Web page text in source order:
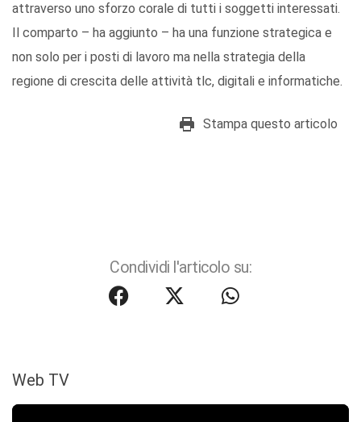
attraverso uno sforzo corale di tutti i soggetti interessati.
Il comparto – ha aggiunto – ha una funzione strategica e
non solo per i posti di lavoro ma nella strategia della
regione di crescita delle attività tlc, digitali e informatiche.
Stampa questo articolo
Condividi l'articolo su:
Web TV